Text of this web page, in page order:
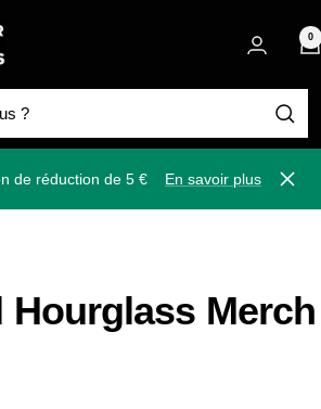
0
de réduction de 5 € En savoir plus
Hourglass Merch